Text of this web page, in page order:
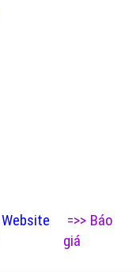
Website
=>> Báo
giá